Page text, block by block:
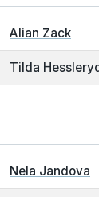
Alian Zack
Tilda
Nela Jandova